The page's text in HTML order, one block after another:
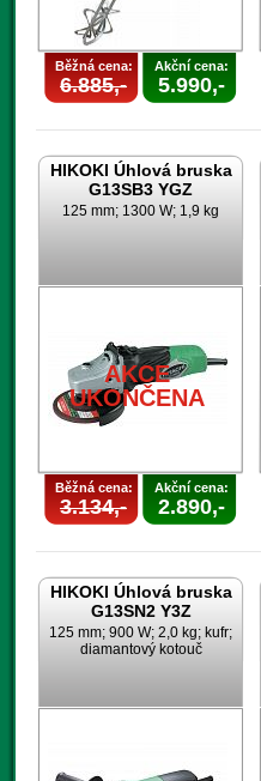
Běžná cena:
6.885,-
Akční cena:
5.990,-
HIKOKI Úhlová bruska
G13SB3 YGZ
125 mm; 1300 W; 1,9 kg
AKCE
UKONČENA
Běžná cena:
3.134,-
Akční cena:
2.890,-
HIKOKI Úhlová bruska
G13SN2 Y3Z
125 mm; 900 W; 2,0 kg; kufr;
diamantový kotouč